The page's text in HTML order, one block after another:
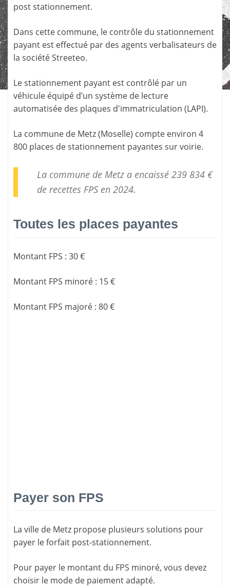
post stationnement.
Dans cette commune, le contrôle du stationnement
payant est effectué par des agents verbalisateurs de
la sociétéStreeteo.
Le stationnement payant est contrôlé par un
véhicule équipé d’un système de lecture
automatisée des plaques d'immatriculation (LAPI).
La commune de Metz(Moselle) compte environ 4
800 places de stationnement payantes sur voirie.
La commune de Metz a encaissé 239 834 €
de recettes FPSen 2024.
Toutes les places payantes
Montant FPS : 30 €
Montant FPS minoré : 15 €
Montant FPS majoré : 80 €
Payer son FPS
La ville de Metz propose plusieurs solutions pour
payer le forfait post-stationnement.
Pour payer le montant du FPS minoré, vous devez
choisir le mode de paiement adapté.